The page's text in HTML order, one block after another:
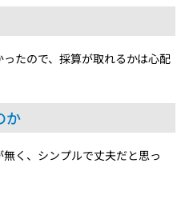
たので、採算が取れるかは心配
か
く、シンプルで丈夫だと思っ